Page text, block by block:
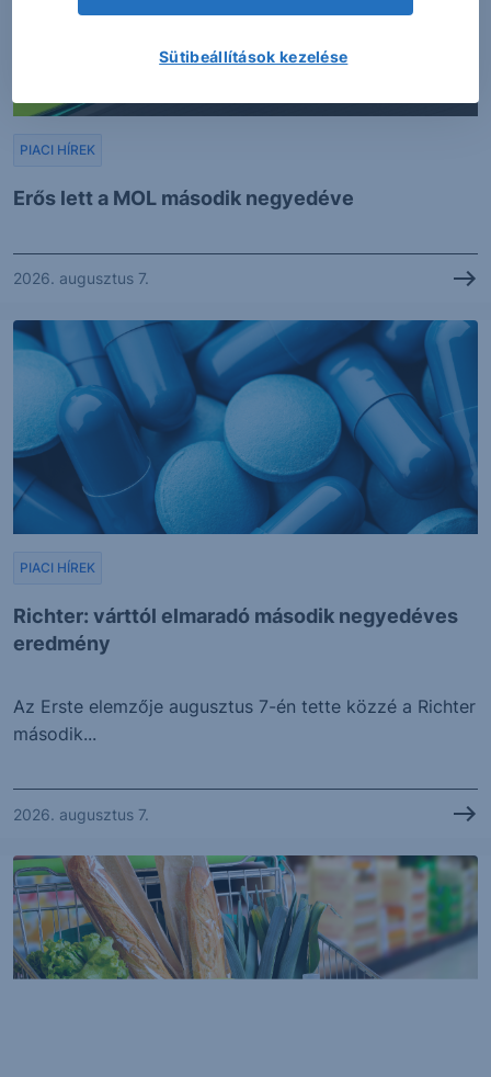
Erős lett a MOL második negyedéve
PIACI HÍREK
2026. augusztus 7.
Richter: várttól elmaradó második negyedéves
eredmény
PIACI HÍREK
Az Erste elemzője augusztus 7-én tette közzé a Richter
második...
2026. augusztus 7.
Sütibeállítások kezelése